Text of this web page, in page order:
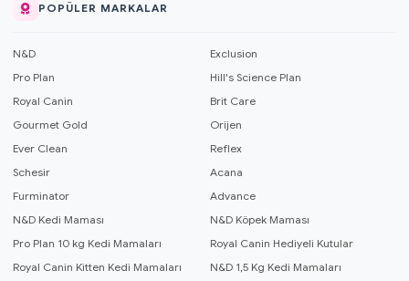
POPÜLER MARKALAR
N&D
Exclusion
Pro Plan
Hill's Science Plan
Royal Canin
Brit Care
Gourmet Gold
Orijen
Ever Clean
Reflex
Schesir
Acana
Furminator
Advance
N&D Kedi Maması
N&D Köpek Maması
Pro Plan 10 kg Kedi Mamaları
Royal Canin Hediyeli Kutular
Royal Canin Kitten Kedi Mamaları
N&D 1,5 Kg Kedi Mamaları